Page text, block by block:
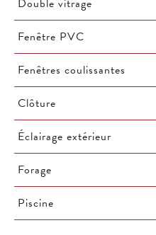
Double vitrage
Fenêtre PVC
Fenêtres coulissantes
Clôture
Éclairage extérieur
Forage
Piscine